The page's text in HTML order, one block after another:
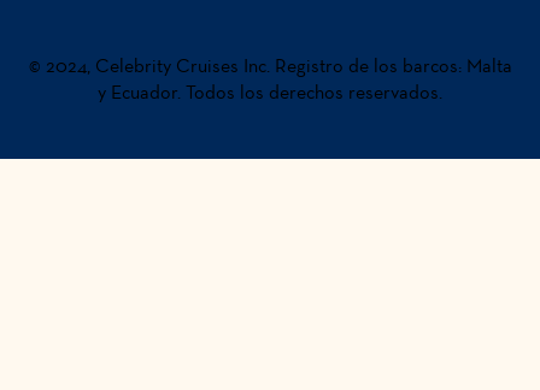
© 2024, Celebrity Cruises Inc. Registro de los barcos: Malta
y Ecuador. Todos los derechos reservados.